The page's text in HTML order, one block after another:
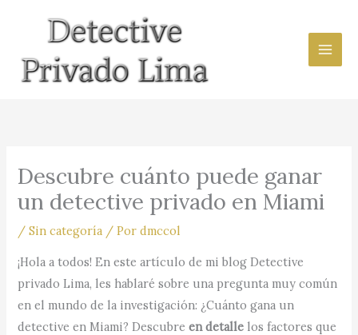
contenido
Descubre cuánto puede ganar
un detective privado en Miami
/Sin categoría / Pordmccol
¡Hola a todos! En este artículo de mi blog Detective
privado Lima, les hablaré sobre una pregunta muy común
en el mundo de la investigación: ¿Cuánto gana un
detective en Miami? Descubreen detalle los factores que